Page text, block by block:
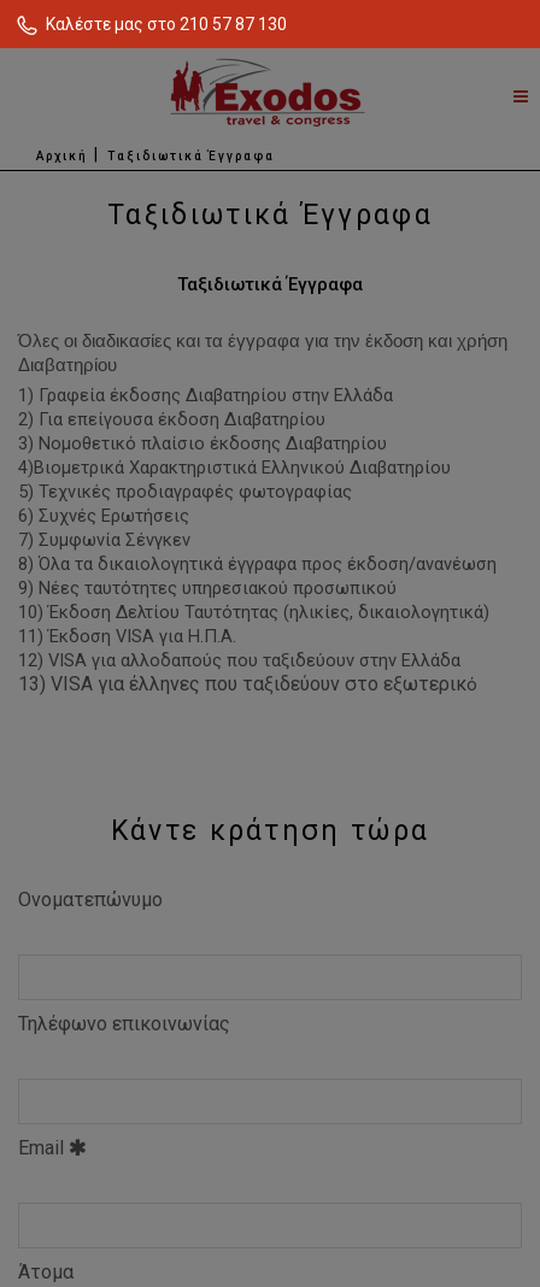
Καλέστε μας στο 210 57 87 130
Αρχική Ταξιδιωτικά Έγγραφα
Ταξιδιωτικά Έγγραφα
Ταξιδιωτικά Έγγραφα
Όλες οι διαδικασίες και τα έγγραφα για την έκδοση και χρήση
Διαβατηρίου
1) Γραφεία έκδοσης Διαβατηρίου στην Ελλάδα
2) Για επείγουσα έκδοση Διαβατηρίου
3) Νομοθετικό πλαίσιο έκδοσης Διαβατηρίου
4)Βιομετρικά Χαρακτηριστικά Ελληνικού Διαβατηρίου
5) Τεχνικές προδιαγραφές φωτογραφίας
6) Συχνές Ερωτήσεις
7) Συμφωνία Σένγκεν
8) Όλα τα δικαιολογητικά έγγραφα προς έκδοση/ανανέωση
9) Νέες ταυτότητες υπηρεσιακού προσωπικού
10) Έκδοση Δελτίου Ταυτότητας (ηλικίες, δικαιολογητικά)
11) Έκδοση VISA για Η.Π.Α.
12) VISA για αλλοδαπούς που ταξιδεύουν στην Ελλάδα
13) VISA για έλληνες που ταξιδεύουν στο εξωτερικό
Κάντε κράτηση τώρα
Ονοματεπώνυμο
Τηλέφωνο επικοινωνίας
Email
Άτομα